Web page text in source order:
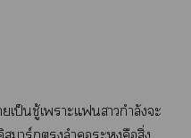
เป็นชู้เาะแสาวกำลังะ